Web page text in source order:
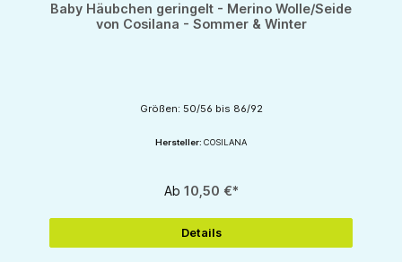
Baby Häubchen geringelt - Merino Wolle/Seide
von Cosilana - Sommer & Winter
Größen: 50/56 bis 86/92
Hersteller: COSILANA
Ab 10,50 €*
Details